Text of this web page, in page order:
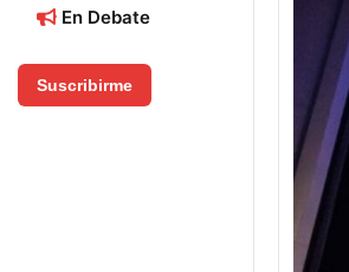
En Debate
Suscribirme